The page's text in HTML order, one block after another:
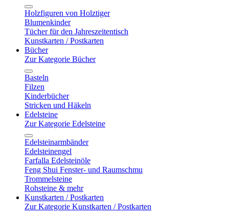
Holzfiguren von Holztiger
Blumenkinder
Tücher für den Jahreszeitentisch
Kunstkarten / Postkarten
Bücher
Zur Kategorie Bücher
Basteln
Filzen
Kinderbücher
Stricken und Häkeln
Edelsteine
Zur Kategorie Edelsteine
Edelsteinarmbänder
Edelsteinengel
Farfalla Edelsteinöle
Feng Shui Fenster- und Raumschmu
Trommelsteine
Rohsteine & mehr
Kunstkarten / Postkarten
Zur Kategorie Kunstkarten / Postkarten